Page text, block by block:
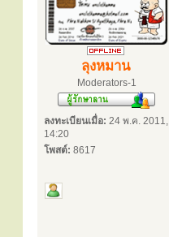
ลุงหมาน
Moderators-1
ลงทะเบียนเมื่อ: 24 พ.ค. 2011,
14:20
โพสต์: 8617